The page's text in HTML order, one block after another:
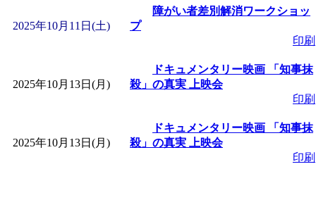
2025年10月11日(土)
障がい者差別解消ワークショッ
プ
印刷
2025年10月13日(月)
ドキュメンタリー映画 「知事抹
殺」の真実 上映会
印刷
2025年10月13日(月)
ドキュメンタリー映画 「知事抹
殺」の真実 上映会
印刷